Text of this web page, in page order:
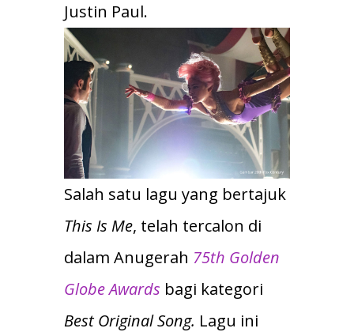
Justin Paul.
Salah satu lagu yang bertajuk
This Is Me, telah tercalon di
dalam Anugerah 75th Golden
Globe Awards bagi kategori
Best Original Song. Lagu ini